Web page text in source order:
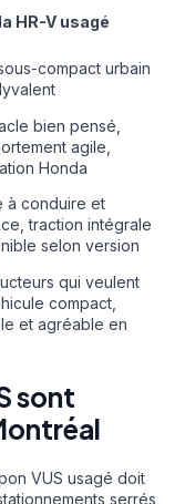
HR-V usagé
compact urbain
bien pensé,
agile,
Honda
à conduire et
traction intégrale
selon version
qui veulent
compact,
et agréable en
sont
VUS usagé doit
serrés,